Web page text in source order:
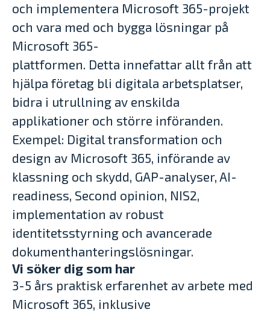
och implementera Microsoft 365-projekt
och vara med och bygga lösningar på
Microsoft 365-
plattformen. Detta innefattar allt från att
hjälpa företag bli digitala arbetsplatser,
bidra i utrullning av enskilda
applikationer och större införanden.
Exempel: Digital transformation och
design av Microsoft 365, införande av
klassning och skydd, GAP-analyser, AI-
readiness, Second opinion, NIS2,
implementation av robust
identitetsstyrning och avancerade
dokumenthanteringslösningar.
Vi söker dig som har
3-5 års praktisk erfarenhet av arbete med
Microsoft 365, inklusive